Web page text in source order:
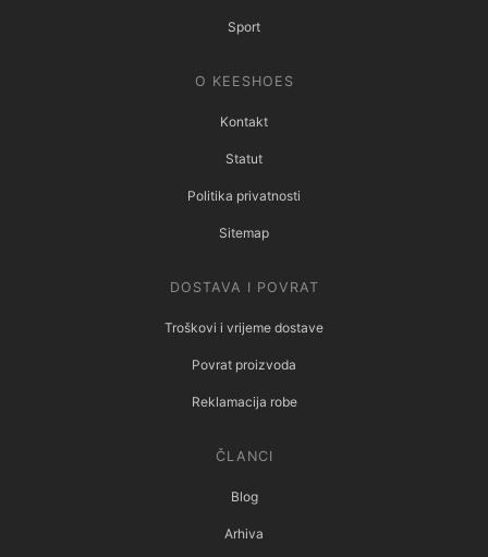
Sport
O KEESHOES
Kontakt
Statut
Politika privatnosti
Sitemap
DOSTAVA I POVRAT
Troškovi i vrijeme dostave
Povrat proizvoda
Reklamacija robe
ČLANCI
Blog
Arhiva